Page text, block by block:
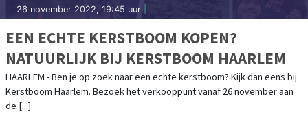
26 november 2022, 19:45 uur
EEN ECHTE KERSTBOOM KOPEN?
NATUURLIJK BIJ KERSTBOOM HAARLEM
HAARLEM - Ben je op zoek naar een echte kerstboom? Kijk dan eens bij
Kerstboom Haarlem. Bezoek het verkooppunt vanaf 26 november aan
de [...]